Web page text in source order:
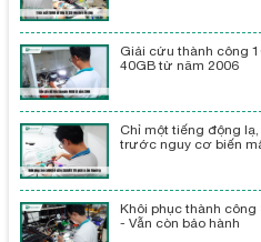
Giải cứu thành công
40GB từ năm 2006
Chỉ một tiếng động
trước nguy cơ biến
Khôi phục thành
- Vẫn còn bảo hành